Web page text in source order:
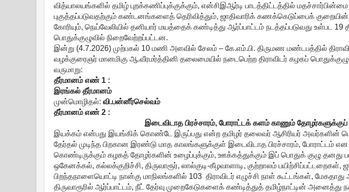
வித்யாலயங்களில் தமிழ் புறக்கணிப்புக்குக்கும், என்சிஇஆர்டி பாடத்திட்டத்தில்
புகுத்தப்படுவதற்கும் கண்டனங்களைத் தெரிவித்தும், ஜாதிவாரிக் கணக்கெடுப்பைக்
கோரியும், நெய்வேலியில் தனியார் மயத்தைக் கண்டித்து ஆர்ப்பாட்டம் நடத்தப்படுவது உள்பட 19
பொதுக்குழுவில் நிறைவேற்றப்பட்டன.
இன்று (4.7.2026) முற்பகல் 10 மணி அளவில் சேலம் – கே.எம்.பி. திருமண மண்டபத்தில்
வழக்குரைஞர் மானமிகு ஆ.வீரமர்த்தினி தலைமையில் நடைபெற்ற திராவிடர் கழகப்
வருமாறு:
தீர்மானம் எண்1 :
இரங்கல் தீர்மானம்
முன்மொழிதல்: வி.பன்னீர்செல்வம்
தீர்மானம் எண்2 :
இடைவிடாத பிரச்சாரம், போராட்டக் களம் காணும் தோழர்களுக்குப்
இயக்கம் என்பது இயங்கிக் கொண்டே இருப்பது என்ற தமிழர் தலைவர் ஆசிரியர் அவர்களின்
தேர்தல் முடிந்த பிறகான இரண்டு மாத காலங்களுக்குள் இடைவிடாத பிரச்சாரம், போராட்டம்
கொண்டிருக்கும் கழகத் தோழர்களின் உழைப்புக்கும், ஊக்கத்துக்கும் இப் பொதுக் குழு தனது
ஒகேனக்கல், கல்லக்குறிச்சி, திருவாரூர், லால்குடி-கீழவாளாடி, குற்றாலம்
பிறந்தநாளையொட்டி நான்கு மாநிலங்களில் 103 திராவிடர் எழுச்சி நாள் கூட்டங்கள்,
திருவாரூரில் ஆர்ப்பாட்டம், நீட் தேர்வு முறைகேடுகளைக் கண்டித்துத் தமிழ்நாட்டின்